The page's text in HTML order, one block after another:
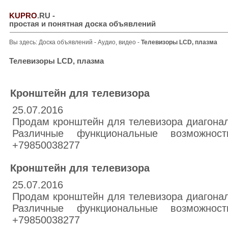
KUPRO.RU -
простая и понятная доска объявлений
Вы здесь: Доска объявлений - Аудио, видео - Телевизоры LCD, плазма
Телевизоры LCD, плазма
Кронштейн для телевизора
25.07.2016
Продам кронштейн для телевизора
Различные функциональные
+79850038277
Кронштейн для телевизора
25.07.2016
Продам кронштейн для телевизора
Различные функциональные
+79850038277